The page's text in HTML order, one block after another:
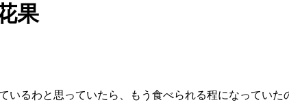
果
るわと思っていたら、もう食べられる程になっていた